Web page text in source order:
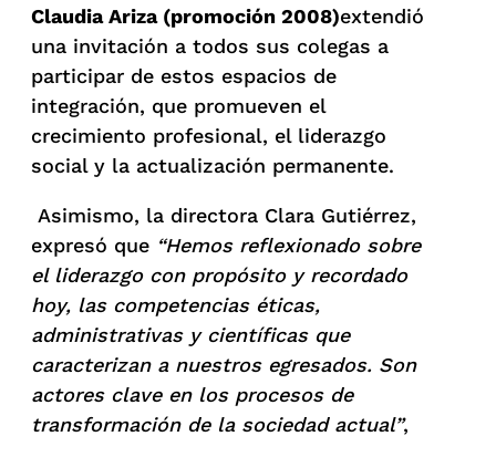
Claudia Ariza (promoción 2008)extendió
una invitación a todos sus colegas a
participar de estos espacios de
integración, que promueven el
crecimiento profesional, el liderazgo
social y la actualización permanente.
Asimismo, la directora Clara Gutiérrez,
expresó que “Hemos reflexionado sobre
el liderazgo con propósito y recordado
hoy, las competencias éticas,
administrativas y científicas que
caracterizan a nuestros egresados. Son
actores clave en los procesos de
transformación de la sociedad actual”,